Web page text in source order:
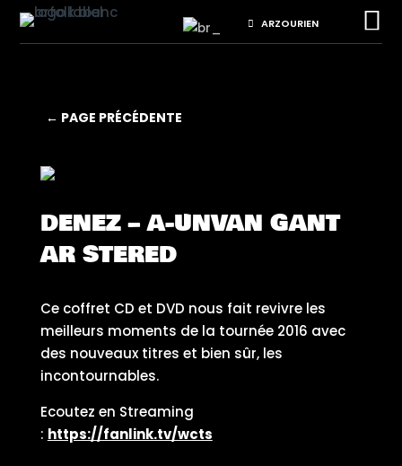
ARZOURIEN 
← PAGE PRÉCÉDENTE
DENEZ – A-UNVAN GANT
AR STERED
Ce coffret CD et DVD nous fait revivre les
meilleurs moments de la tournée 2016 avec
des nouveaux titres et bien sûr, les
incontournables.
Ecoutez en Streaming
: https://fanlink.tv/wcts